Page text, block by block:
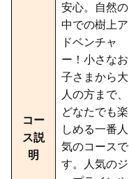
コー
ス説
明
安心。自然の
中での樹上ア
ドベンチャ
ー！小さなお
子さまから大
人の方まで、
どなたでも楽
しめる一番人
気のコースで
す。人気のジ